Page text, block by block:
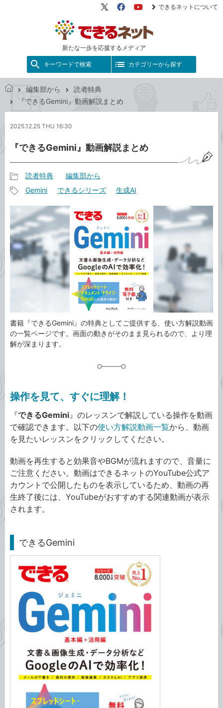
新たな一歩を応援するメディア
X（旧
FacebookYouTube
できるネットについて
キーワードで検索 カテゴリーから探す
ネ
ト
編集部から
読者特典
『できるGemini』動画解説まとめ
2025.12.25 THU 16:30
『できるGemini』動画解説まとめ
事
カ
テ
ゴ
リ
読者特典 編集部から
タ
グ
Gemini できるシリーズ 生成AI
書籍『できるGemini』の特典としてご提供する、使い方解説動画
の一覧ページです。画面の動きがそのまま見られるので、より理
解が深まります。
操作を見て、すぐに理解！
『できるGemini』のレッスンで解説している操作を動画
で確認できます。以下の使い方解説動画一覧から、動画
を見たいレッスンをクリックしてください。
動画を再生すると効果音やBGMが流れますので、音量に
ご注意ください。動画はできるネットのYouTube公式ア
カウントで公開したものを表示しているため、動画の再
生終了後には、YouTubeがおすすめする関連動画が表示
されます。
できるGemini